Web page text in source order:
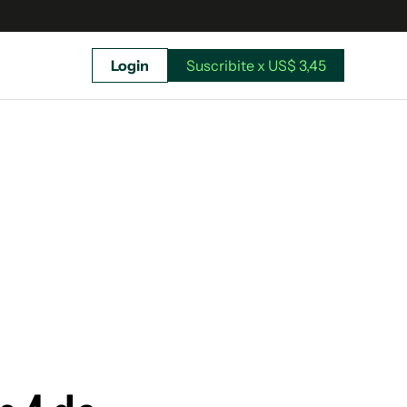
Login Suscribite x US$ 3,45